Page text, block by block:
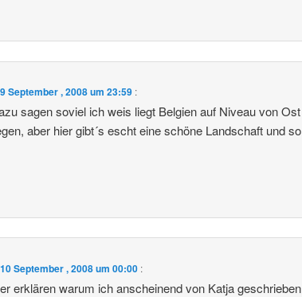
September , 2008 um 23:59 :
sagen soviel ich weis liegt Belgien auf Niveau von Ost
aber hier gibt´s escht eine schöne Landschaft und so
September , 2008 um 00:00 :
erklären warum ich anscheinend von Katja geschrieben